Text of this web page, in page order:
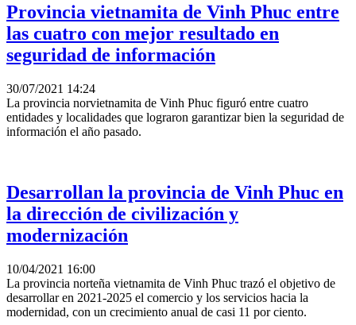
Provincia vietnamita de Vinh Phuc entre
las cuatro con mejor resultado en
seguridad de información
30/07/2021 14:24
La provincia norvietnamita de Vinh Phuc figuró entre cuatro
entidades y localidades que lograron garantizar bien la seguridad de
información el año pasado.
Desarrollan la provincia de Vinh Phuc en
la dirección de civilización y
modernización
10/04/2021 16:00
La provincia norteña vietnamita de Vinh Phuc trazó el objetivo de
desarrollar en 2021-2025 el comercio y los servicios hacia la
modernidad, con un crecimiento anual de casi 11 por ciento.